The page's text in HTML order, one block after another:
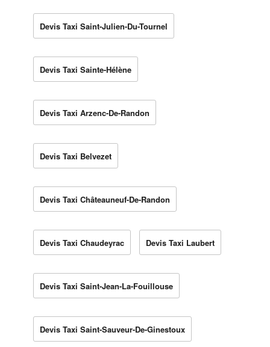
Devis Taxi Saint-Julien-Du-Tournel
Devis Taxi Sainte-Hélène
Devis Taxi Arzenc-De-Randon
Devis Taxi Belvezet
Devis Taxi Châteauneuf-De-Randon
Devis Taxi Chaudeyrac Devis Taxi Laubert
Devis Taxi Saint-Jean-La-Fouillouse
Devis Taxi Saint-Sauveur-De-Ginestoux